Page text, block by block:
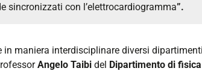
sincronizzati con l’elettrocardiogramma”.
maniera interdisciplinare diversi
Angelo Taibi del Dipartimento di